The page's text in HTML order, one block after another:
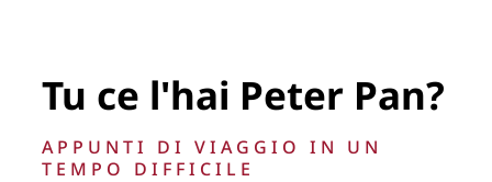
Tu ce l'hai Peter Pan?
APPUNTI DI VIAGGIO IN UN
TEMPO DIFFICILE